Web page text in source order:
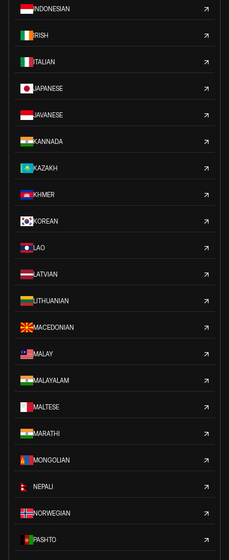
INDONESIAN
IRISH
ITALIAN
JAPANESE
JAVANESE
KANNADA
KAZAKH
KHMER
KOREAN
LAO
LATVIAN
LITHUANIAN
MACEDONIAN
MALAY
MALAYALAM
MALTESE
MARATHI
MONGOLIAN
NEPALI
NORWEGIAN
PASHTO